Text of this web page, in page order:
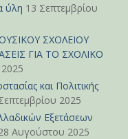
ύλη 13 Σεπτεμβρίου
ΣΧΟΛΕΙΟΥ
ΓΙΑ ΤΟ ΣΧΟΛΙΚΟ
και Πολιτικής
2025
Εξετάσεων
Αυγούστου 2025